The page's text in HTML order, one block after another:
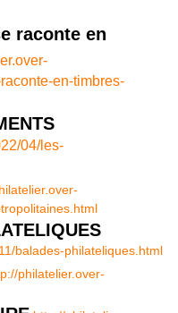
raconte en
en-timbres-
04/les-
balades-philateliques.html
philatelier.over-